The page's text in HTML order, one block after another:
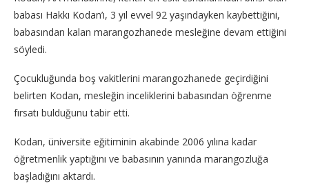
babası Hakkı Kodan’ı, 3 yıl evvel 92 yaşındayken kaybettiğini,
babasından kalan marangozhanede mesleğine devam ettiğini
söyledi.
Çocukluğunda boş vakitlerini marangozhanede geçirdiğini
belirten Kodan, mesleğin inceliklerini babasından öğrenme
fırsatı bulduğunu tabir etti.
Kodan, üniversite eğitiminin akabinde 2006 yılına kadar
öğretmenlik yaptığını ve babasının yanında marangozluğa
başladığını aktardı.